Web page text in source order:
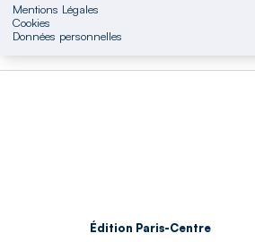
Mentions Légales
Cookies
Données personnelles
Édition Paris-Centre